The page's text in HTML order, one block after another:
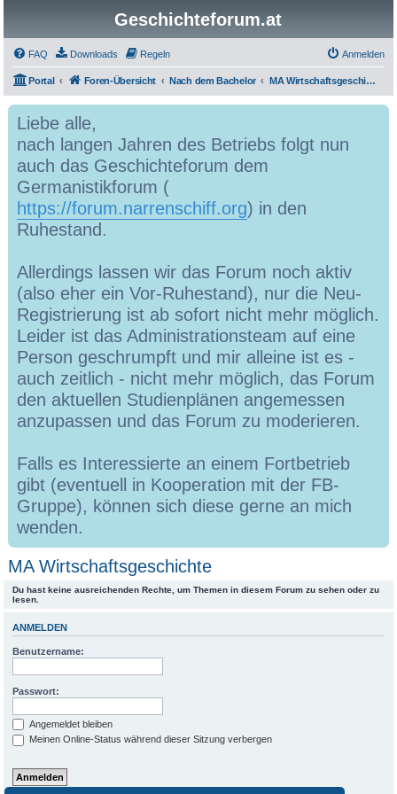
Geschichteforum.at
FAQ Downloads Regeln Anmelden
Portal Foren-Übersicht Nach dem Bachelor MA Wirtschaftsgeschichte
Liebe alle,
nach langen Jahren des Betriebs folgt nun
auch das Geschichteforum dem
Germanistikforum (
https://forum.narrenschiff.org) in den
Ruhestand.
Allerdings lassen wir das Forum noch aktiv
(also eher ein Vor-Ruhestand), nur die Neu-
Registrierung ist ab sofort nicht mehr möglich.
Leider ist das Administrationsteam auf eine
Person geschrumpft und mir alleine ist es -
auch zeitlich - nicht mehr möglich, das Forum
den aktuellen Studienplänen angemessen
anzupassen und das Forum zu moderieren.
Falls es Interessierte an einem Fortbetrieb
gibt (eventuell in Kooperation mit der FB-
Gruppe), können sich diese gerne an mich
wenden.
MA Wirtschaftsgeschichte
Du hast keine ausreichenden Rechte, um Themen in diesem Forum zu sehen oder zu
lesen.
ANMELDEN
Benutzername:
Passwort:
Angemeldet bleiben
Meinen Online-Status während dieser Sitzung verbergen